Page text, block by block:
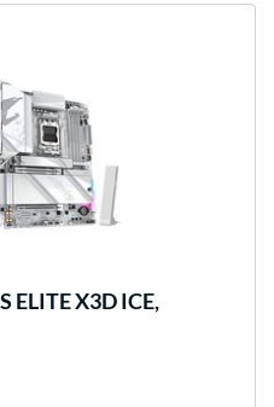
ELITE X3D ICE,